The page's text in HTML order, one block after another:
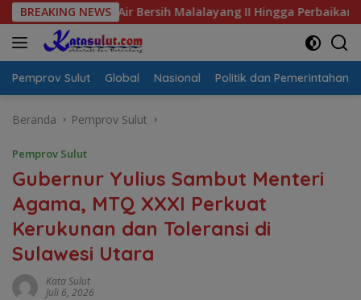
Langsung
ke
konten
BREAKING NEWS
Air Bersih Malalayang II Hingga Perbaikan Infrastruktur
Pemprov Sulut Global Nasional Politik dan Pemerintahan
Beranda Pemprov Sulut
Pemprov Sulut
Gubernur Yulius Sambut Menteri
Agama, MTQ XXXI Perkuat
Kerukunan dan Toleransi di
Sulawesi Utara
Kata Sulut
Juli 6, 2026